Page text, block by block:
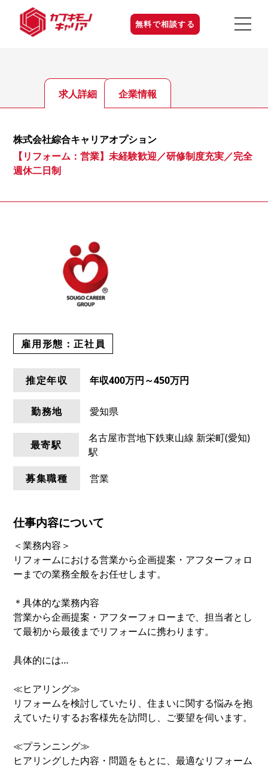
無料で相談する
求人詳細 企業情報
株式会社綜合キャリアオプション
【リフォーム：営業】未経験歓迎／研修制度充実／完全
週休二日制
雇用形態：正社員
推定年収 年収400万円～450万円
勤務地 愛知県
最寄駅
名古屋市営地下鉄東山線 新栄町(愛知)
駅
募集職種
営業
仕事内容について
＜業務内容＞
リフォームにおける営業から企画提案・アフターフォロ
ーまでの業務全般をお任せします。
＊具体的な業務内容
営業から企画提案・アフターフォローまで、担当者とし
て最初から最後までリフォームに携わります。
具体的には…
≪ヒアリング≫
リフォームを検討していたり、住まいに関する悩みを抱
えていたりするお客様先を訪問し、ご要望を伺います。
≪プランニング≫
ヒアリングした内容・問題をもとに、最適なリフォーム